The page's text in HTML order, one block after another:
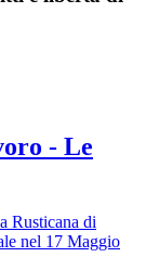
- Le